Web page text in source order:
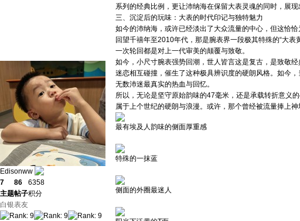
Edisonww
7
主题
86
帖子
6358
积分
白银表友
系列的经典比例，更让沛纳海在保留大表灵魂的同时，展
三、沉淀后的玩味：大表的时代印记与独特魅力
如今的沛纳海，或许已经淡出了大众流量的中心，但这恰
回望千禧年至2010年代，那是腕表界一段极其特殊的“大
一次轮回都是对上一代审美的颠覆与致敬。
如今，小尺寸腕表强势回潮，世人皆言这是复古，是致敬
迷恋相互碰撞，催生了这种极具辨识度的硬朗风格。如今
无数沛迷最真实的热血与回忆。
所以，无论是坚守原始韵味的47毫米，还是承载转折意义
属于上个世纪的硬朗与浪漫。或许，那个曾经被流量捧上
最有埃及人韵味的侧面厚重感
特殊的一抹蓝
侧面的外圈最迷人